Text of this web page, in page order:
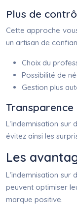
Plus de
Cette approche
un artisan de
Choix du
Possibilité de
Gestion plus
L’indemnisation
évitez ainsi les
Les
L’indemnisation
peuvent optimiser
marque positive.